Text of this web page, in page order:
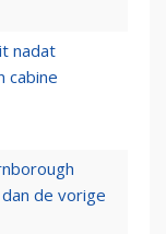
nadat
cabine
de vorige